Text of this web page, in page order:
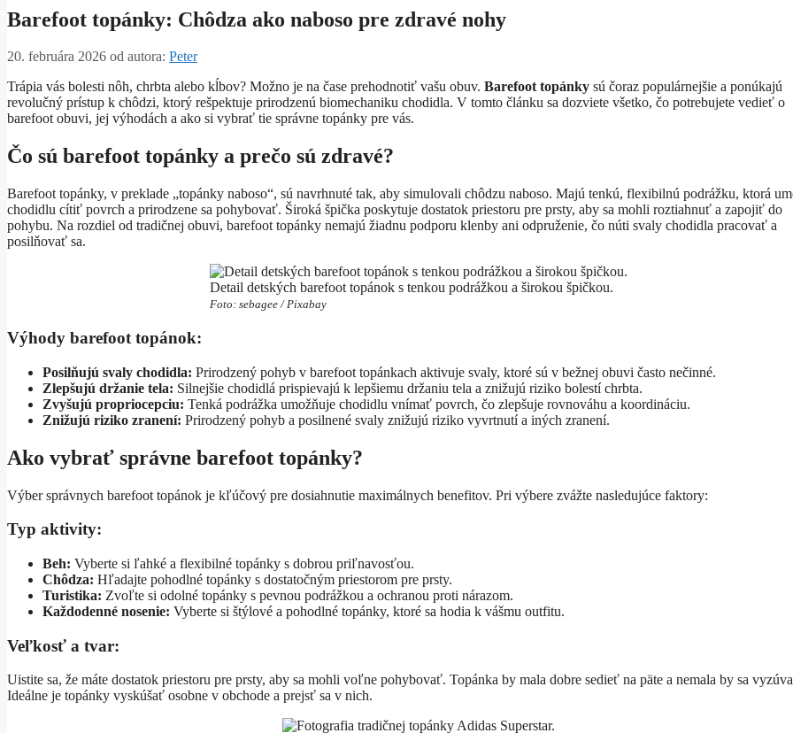
Barefoot topánky: Chôdza ako naboso pre zdravé nohy
20. februára 2026 od autora: Peter
Trápia vás bolesti nôh, chrbta alebo kĺbov? Možno je na čase prehodnotiť vašu obuv. Barefoot topánky sú čoraz populárnejšie a ponúkajú
revolučný prístup k chôdzi, ktorý rešpektuje prirodzenú biomechaniku chodidla. V tomto článku sa dozviete všetko, čo potrebujete vedieť o
barefoot obuvi, jej výhodách a ako si vybrať tie správne topánky pre vás.
Čo sú barefoot topánky a prečo sú zdravé?
Barefoot topánky, v preklade „topánky naboso“, sú navrhnuté tak, aby simulovali chôdzu naboso. Majú tenkú, flexibilnú podrážku, ktorá
chodidlu cítiť povrch a prirodzene sa pohybovať. Široká špička poskytuje dostatok priestoru pre prsty, aby sa mohli roztiahnuť a zapojiť do
pohybu. Na rozdiel od tradičnej obuvi, barefoot topánky nemajú žiadnu podporu klenby ani odpruženie, čo núti svaly chodidla pracovať a
posilňovať sa.
Detail detských barefoot topánok s tenkou podrážkou a širokou špičkou.
Foto: sebagee / Pixabay
Výhody barefoot topánok:
Posilňujú svaly chodidla: Prirodzený pohyb v barefoot topánkach aktivuje svaly, ktoré sú v bežnej obuvi často nečinné.
Zlepšujú držanie tela: Silnejšie chodidlá prispievajú k lepšiemu držaniu tela a znižujú riziko bolestí chrbta.
Zvyšujú propriocepciu: Tenká podrážka umožňuje chodidlu vnímať povrch, čo zlepšuje rovnováhu a koordináciu.
Znižujú riziko zranení: Prirodzený pohyb a posilnené svaly znižujú riziko vyvrtnutí a iných zranení.
Ako vybrať správne barefoot topánky?
Výber správnych barefoot topánok je kľúčový pre dosiahnutie maximálnych benefitov. Pri výbere zvážte nasledujúce faktory:
Typ aktivity:
Beh: Vyberte si ľahké a flexibilné topánky s dobrou priľnavosťou.
Chôdza: Hľadajte pohodlné topánky s dostatočným priestorom pre prsty.
Turistika: Zvoľte si odolné topánky s pevnou podrážkou a ochranou proti nárazom.
Každodenné nosenie: Vyberte si štýlové a pohodlné topánky, ktoré sa hodia k vášmu outfitu.
Veľkosť a tvar:
Uistite sa, že máte dostatok priestoru pre prsty, aby sa mohli voľne pohybovať. Topánka by mala dobre sedieť na päte a nemala by sa
Ideálne je topánky vyskúšať osobne v obchode a prejsť sa v nich.